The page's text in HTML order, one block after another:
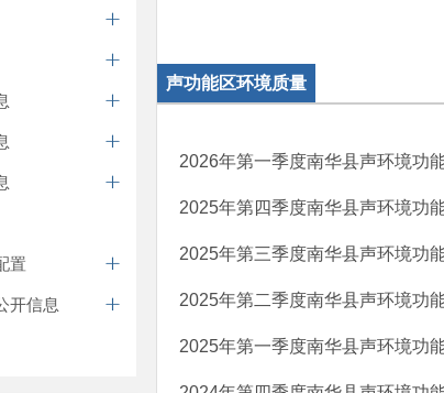
置
开信息
声功能区环境质量
2026年第一季度南华县声环境功
2025年第四季度南华县声环境功
2025年第三季度南华县声环境功
2025年第二季度南华县声环境功
2025年第一季度南华县声环境功